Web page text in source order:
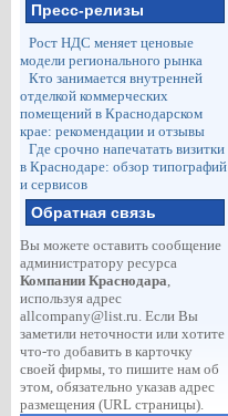
Пресс-релизы
Рост НДС меняет ценовые
модели регионального рынка
Кто занимается внутренней
отделкой коммерческих
помещений в Краснодарском
крае: рекомендации и отзывы
Где срочно напечатать визитки
в Краснодаре: обзор типографий
и сервисов
Обратная связь
Вы можете оставить сообщение
администратору ресурса
Компании Краснодара,
используя адрес
allcompany@list.ru. Если Вы
заметили неточности или хотите
что-то добавить в карточку
своей фирмы, то пишите нам об
этом, обязательно указав адрес
размещения (URL страницы).